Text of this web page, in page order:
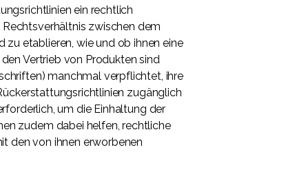
ein rechtlich
zwischen dem
zu etablieren, wie und ob ihnen eine
Vertrieb von Produkten sind
manchmal verpflichtet, ihre
zugänglich
um die Einhaltung der
zudem dabei helfen, rechtliche
den von ihnen erworbenen